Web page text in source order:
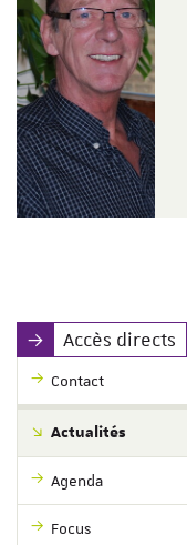
Accès directs
Contact
Actualités
Agenda
Focus